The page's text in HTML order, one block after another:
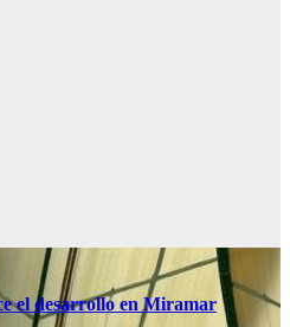
el desarrollo en Miramar